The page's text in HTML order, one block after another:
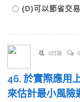
(D)可以節省交
0討論
46. 於實際應用
來估計最小風